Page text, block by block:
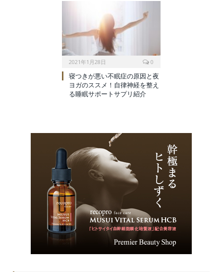
2021年1月28日
0
寝つきが悪い不眠症の原因と夜
ヨガのススメ！自律神経を整え
る睡眠サポートサプリ紹介